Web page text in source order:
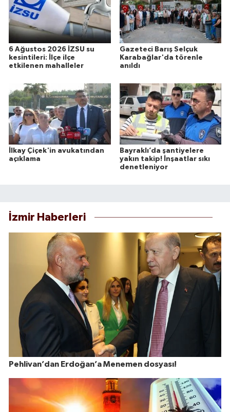
6 Ağustos 2026 İZSU su
kesintileri: İlçe ilçe
etkilenen mahalleler
Gazeteci Barış Selçuk
Karabağlar'da törenle
anıldı
İlkay Çiçek'in avukatından
açıklama
Bayraklı’da şantiyelere
yakın takip! İnşaatlar sıkı
denetleniyor
İzmir Haberleri
Pehlivan’dan Erdoğan’a Menemen dosyası!